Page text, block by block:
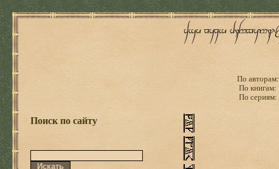
По авторам:
По книгам:
По сериям:
Поиск по сайту